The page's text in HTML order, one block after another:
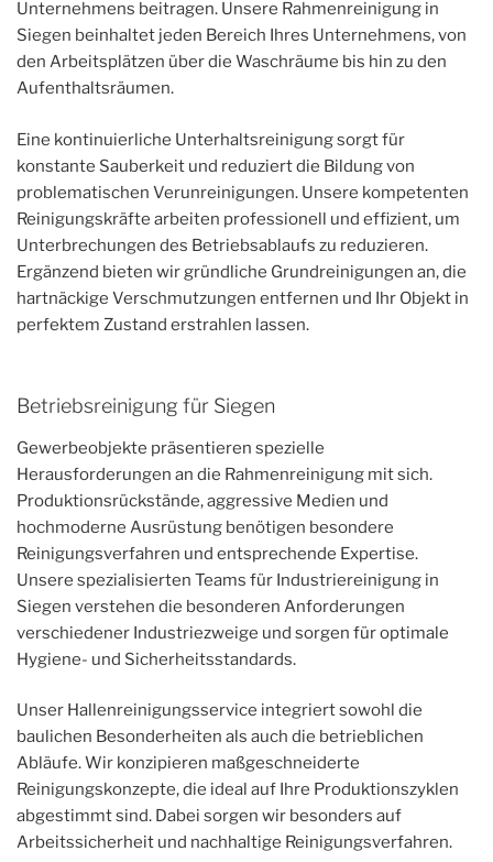
Unternehmens beitragen. Unsere Rahmenreinigung in
Siegen beinhaltet jeden Bereich Ihres Unternehmens, von
den Arbeitsplätzen über die Waschräume bis hin zu den
Aufenthaltsräumen.
Eine kontinuierliche Unterhaltsreinigung sorgt für
konstante Sauberkeit und reduziert die Bildung von
problematischen Verunreinigungen. Unsere kompetenten
Reinigungskräfte arbeiten professionell und effizient, um
Unterbrechungen des Betriebsablaufs zu reduzieren.
Ergänzend bieten wir gründliche Grundreinigungen an, die
hartnäckige Verschmutzungen entfernen und Ihr Objekt in
perfektem Zustand erstrahlen lassen.
Betriebsreinigung für Siegen
Gewerbeobjekte präsentieren spezielle
Herausforderungen an die Rahmenreinigung mit sich.
Produktionsrückstände, aggressive Medien und
hochmoderne Ausrüstung benötigen besondere
Reinigungsverfahren und entsprechende Expertise.
Unsere spezialisierten Teams für Industriereinigung in
Siegen verstehen die besonderen Anforderungen
verschiedener Industriezweige und sorgen für optimale
Hygiene- und Sicherheitsstandards.
Unser Hallenreinigungsservice integriert sowohl die
baulichen Besonderheiten als auch die betrieblichen
Abläufe. Wir konzipieren maßgeschneiderte
Reinigungskonzepte, die ideal auf Ihre Produktionszyklen
abgestimmt sind. Dabei sorgen wir besonders auf
Arbeitssicherheit und nachhaltige Reinigungsverfahren.